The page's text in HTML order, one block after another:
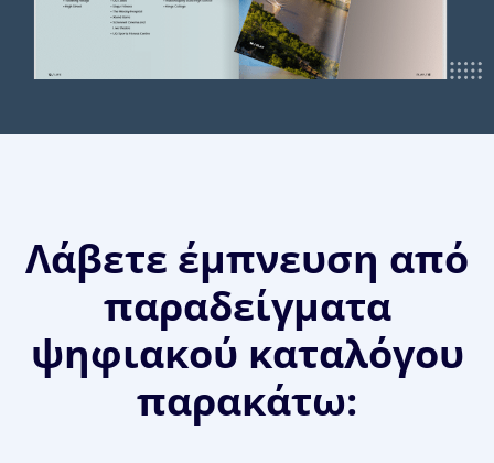
Λάβετε έμπνευση από
παραδείγματα
ψηφιακού καταλόγου
παρακάτω: